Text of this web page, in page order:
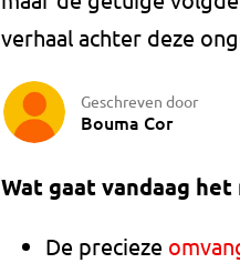
verhaal achter deze
Geschreven door
Bouma Cor
Wat gaat vandaag het
De precieze